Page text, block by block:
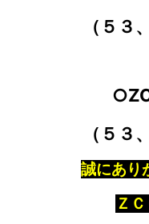
（５３
（５３
誠にあり
Ｚ